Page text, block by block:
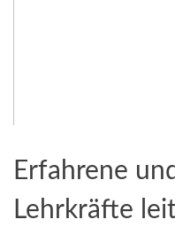
Erfahrene
Lehrkräfte